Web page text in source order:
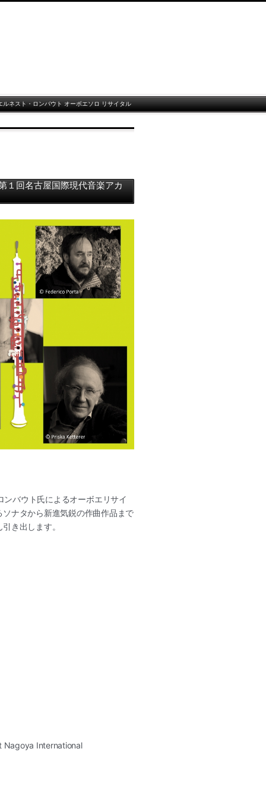
ルネスト・ロンバウト オーボエソロ リサイタル
１回名古屋国際現代音楽アカ
ンバウト氏によるオーボエリサイ
ソナタから新進気鋭の作曲作品まで
引き出します。
Nagoya International